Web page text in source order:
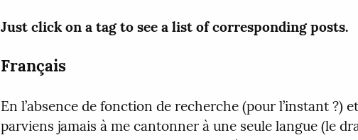
Just click on a tag to see a list of corresponding posts.
Français
En l’absence de fonction de recherche (pour l’instant ?)
parviens jamais à me cantonner à une seule langue (le